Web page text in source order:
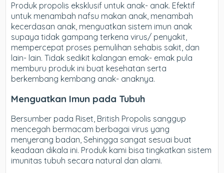
Produk propolis eksklusif untuk anak- anak. Efektif
untuk menambah nafsu makan anak, menambah
kecerdasan anak, menguatkan sistem imun anak
supaya tidak gampang terkena virus/ penyakit,
mempercepat proses pemulihan sehabis sakit, dan
lain- lain. Tidak sedikit kalangan emak- emak pula
memburu produk ini buat kesehatan serta
berkembang kembang anak- anaknya.
Menguatkan Imun pada Tubuh
Bersumber pada Riset, British Propolis sanggup
mencegah bermacam berbagai virus yang
menyerang badan, Sehingga sangat sesuai buat
keadaan dikala ini. Produk kami bisa tingkatkan sistem
imunitas tubuh secara natural dan alami.